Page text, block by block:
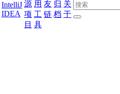
IntelliJ
IDEA
源
项
目
用
工
具
友
链
归
档
关
于